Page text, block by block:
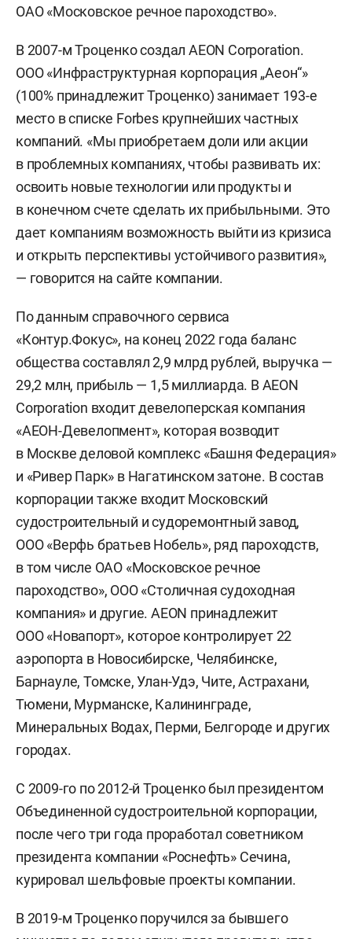
ОАО «Московское речное пароходство».
В 2007-м Троценко создал AEON Corporation.
ООО «Инфраструктурная корпорация „Аеон“»
(100% принадлежит Троценко) занимает 193-е
место в списке Forbes крупнейших частных
компаний. «Мы приобретаем доли или акции
в проблемных компаниях, чтобы развивать их:
освоить новые технологии или продукты и
в конечном счете сделать их прибыльными. Это
дает компаниям возможность выйти из кризиса
и открыть перспективы устойчивого развития»,
— говорится на сайте компании.
По данным справочного сервиса
«Контур.Фокус», на конец 2022 года баланс
общества составлял 2,9 млрд рублей, выручка —
29,2 млн, прибыль — 1,5 миллиарда. В AEON
Corporation входит девелоперская компания
«АЕОН-Девелопмент», которая возводит
в Москве деловой комплекс «Башня Федерация»
и «Ривер Парк» в Нагатинском затоне. В состав
корпорации также входит Московский
судостроительный и судоремонтный завод,
ООО «Верфь братьев Нобель», ряд пароходств,
в том числе ОАО «Московское речное
пароходство», ООО «Столичная судоходная
компания» и другие. AEON принадлежит
ООО «Новапорт», которое контролирует 22
аэропорта в Новосибирске, Челябинске,
Барнауле, Томске, Улан-Удэ, Чите, Астрахани,
Тюмени, Мурманске, Калининграде,
Минеральных Водах, Перми, Белгороде и других
городах.
C 2009-го по 2012-й Троценко был президентом
Объединенной судостроительной корпорации,
после чего три года проработал советником
президента компании «Роснефть» Сечина,
курировал шельфовые проекты компании.
В 2019-м Троценко поручился за бывшего